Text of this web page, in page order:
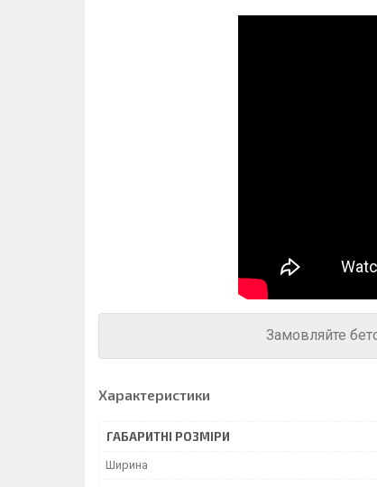
Замовляйте
Характеристики
ГАБАРИТНІ РОЗМІРИ
Ширина